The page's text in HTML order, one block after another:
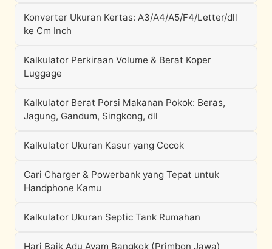
Konverter Ukuran Kertas: A3/A4/A5/F4/Letter/dll
ke Cm Inch
Kalkulator Perkiraan Volume & Berat Koper
Luggage
Kalkulator Berat Porsi Makanan Pokok: Beras,
Jagung, Gandum, Singkong, dll
Kalkulator Ukuran Kasur yang Cocok
Cari Charger & Powerbank yang Tepat untuk
Handphone Kamu
Kalkulator Ukuran Septic Tank Rumahan
Hari Baik Adu Ayam Bangkok (Primbon Jawa)